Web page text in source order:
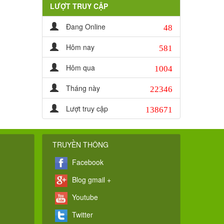
LƯỢT TRUY CẬP
Đang Online 48
Hôm nay 581
Hôm qua 1004
Tháng này 22346
Lượt truy cập 138671
TRUYỀN THÔNG
Facebook
Blog gmail +
Youtube
Twitter